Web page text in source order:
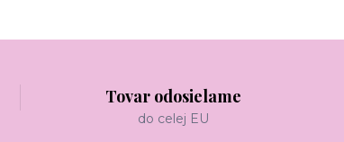
Tovar odosielame
do celej EU